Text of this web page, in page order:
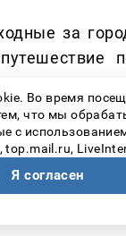
за
именно
от
Во время
что мы
с
top.mail.ru,
Я согласен